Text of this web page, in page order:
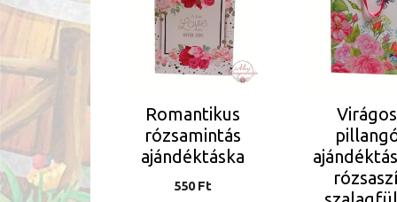
Romantikus
rózsamintás
ajándéktáska
550Ft